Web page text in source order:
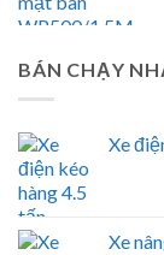
BÁN CHẠY
Xe
Xe